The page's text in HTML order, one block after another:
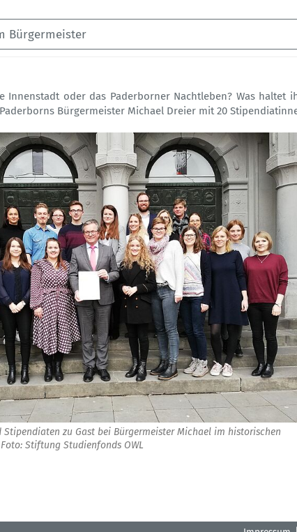
Bürgermeister
Innenstadt oder das Paderborner Nachtleben? Was
Bürgermeister Michael Dreier mit 20
zu Gast bei Bürgermeister Michael im historischen
Stiftung Studienfonds OWL